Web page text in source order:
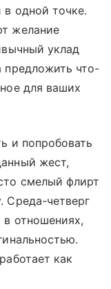
одной точке.
желание
уклад
что-
для ваших
и попробовать
жест,
смелый флирт
Среда-четверг
в отношениях,
как